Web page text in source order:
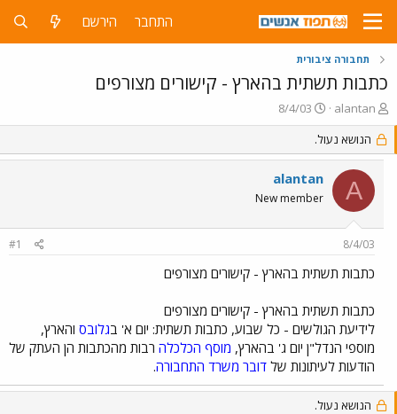
התחבר הירשם
תחבורה ציבורית
כתבות תשתית בהארץ - קישורים מצורפים
פ
ו
ת
ח
נ
alantan
פ
ו
ס
ב
ת
ך
8/4/03
הנושא נעול.
A
alantan
New member
8/4/03
#1
כתבות תשתית בהארץ - קישורים מצורפים
כתבות תשתית בהארץ - קישורים מצורפים
לידיעת הגולשים - כל שבוע, כתבות תשתית: יום א' בגלובס והארץ,
מוספי הנדל"ן יום ג' בהארץ, מוסף הכלכלה רבות מהכתבות הן העתק של
הודעות לעיתונות של דובר משרד התחבורה.
הנושא נעול.